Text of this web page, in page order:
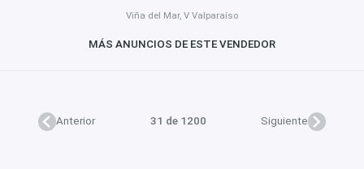
Viña del Mar, V Valparaíso
MÁS ANUNCIOS DE ESTE VENDEDOR
Anterior 31 de 1200 Siguiente